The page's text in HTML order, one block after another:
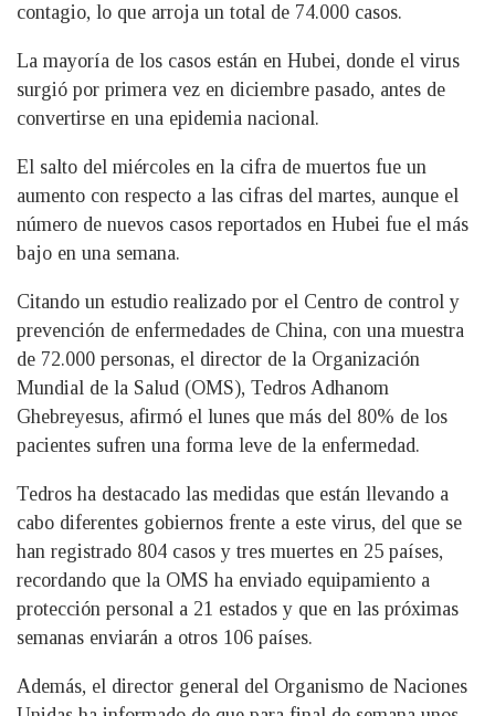
contagio, lo que arroja un total de 74.000 casos.
La mayoría de los casos están en Hubei, donde el virus
surgió por primera vez en diciembre pasado, antes de
convertirse en una epidemia nacional.
El salto del miércoles en la cifra de muertos fue un
aumento con respecto a las cifras del martes, aunque el
número de nuevos casos reportados en Hubei fue el más
bajo en una semana.
Citando un estudio realizado por el Centro de control y
prevención de enfermedades de China, con una muestra
de 72.000 personas, el director de la Organización
Mundial de la Salud (OMS), Tedros Adhanom
Ghebreyesus, afirmó el lunes que más del 80% de los
pacientes sufren una forma leve de la enfermedad.
Tedros ha destacado las medidas que están llevando a
cabo diferentes gobiernos frente a este virus, del que se
han registrado 804 casos y tres muertes en 25 países,
recordando que la OMS ha enviado equipamiento a
protección personal a 21 estados y que en las próximas
semanas enviarán a otros 106 países.
Además, el director general del Organismo de Naciones